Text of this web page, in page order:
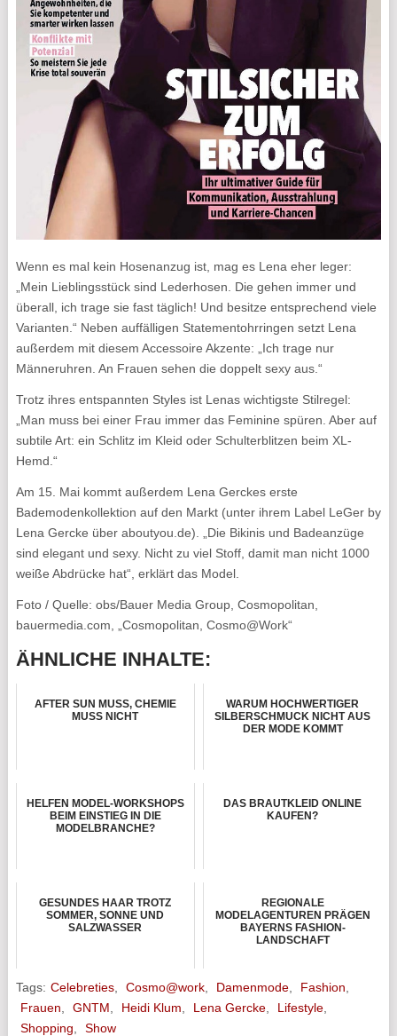
Wenn es mal kein Hosenanzug ist, mag es Lena eher leger:
„Mein Lieblingsstück sind Lederhosen. Die gehen immer und
überall, ich trage sie fast täglich! Und besitze entsprechend viele
Varianten.“ Neben auffälligen Statementohrringen setzt Lena
außerdem mit diesem Accessoire Akzente: „Ich trage nur
Männeruhren. An Frauen sehen die doppelt sexy aus.“
Trotz ihres entspannten Styles ist Lenas wichtigste Stilregel:
„Man muss bei einer Frau immer das Feminine spüren. Aber auf
subtile Art: ein Schlitz im Kleid oder Schulterblitzen beim XL-
Hemd.“
Am 15. Mai kommt außerdem Lena Gerckes erste
Bademodenkollektion auf den Markt (unter ihrem Label LeGer by
Lena Gercke über aboutyou.de). „Die Bikinis und Badeanzüge
sind elegant und sexy. Nicht zu viel Stoff, damit man nicht 1000
weiße Abdrücke hat“, erklärt das Model.
Foto / Quelle: obs/Bauer Media Group, Cosmopolitan,
bauermedia.com, „Cosmopolitan, Cosmo@Work“
ÄHNLICHE INHALTE:
AFTER SUN MUSS, CHEMIE
MUSS NICHT
WARUM HOCHWERTIGER
SILBERSCHMUCK NICHT AUS
DER MODE KOMMT
HELFEN MODEL-WORKSHOPS
BEIM EINSTIEG IN DIE
MODELBRANCHE?
DAS BRAUTKLEID ONLINE
KAUFEN?
GESUNDES HAAR TROTZ
SOMMER, SONNE UND
SALZWASSER
REGIONALE
MODELAGENTUREN PRÄGEN
BAYERNS FASHION-
LANDSCHAFT
Tags: Celebreties, Cosmo@work, Damenmode, Fashion
Frauen
GNTM Heidi Klum Lena Gercke, Lifestyle,
Shopping
Show